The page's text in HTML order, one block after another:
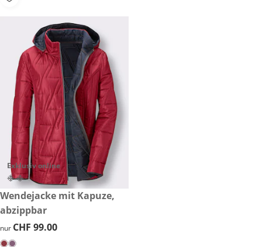
Exklusiv online
CHF 99.00
Wendejacke mit Kapuze,
abzippbar
CHF 99.00
nur CHF 99.00